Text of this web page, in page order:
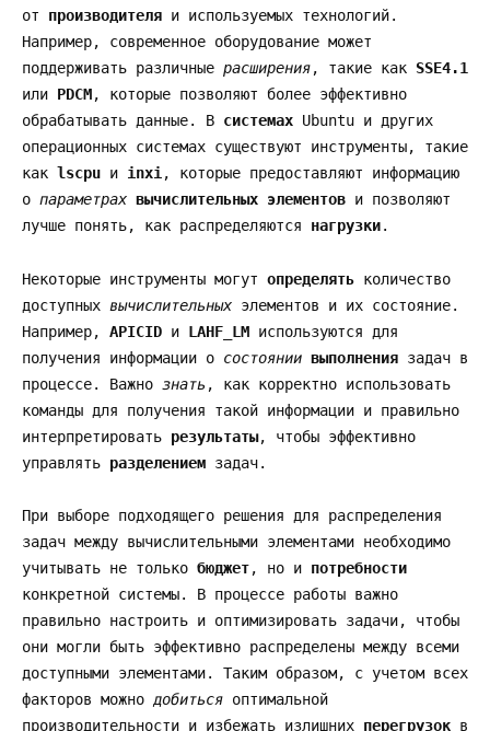
от производителя и используемых технологий.
Например, современное оборудование может
поддерживать различные расширения, такие как SSE4.1
или PDCM, которые позволяют более эффективно
обрабатывать данные. В системах Ubuntu и других
операционных системах существуют инструменты, такие
как lscpu и inxi, которые предоставляют информацию
о параметрах вычислительных элементов и позволяют
лучше понять, как распределяются нагрузки.
Некоторые инструменты могут определять количество
доступных вычислительных элементов и их состояние.
Например, APICID и LAHF_LM используются для
получения информации о состоянии выполнения задач в
процессе. Важно знать , как корректно использовать
команды для получения такой информации и правильно
интерпретировать результаты, чтобы эффективно
управлять разделением задач.
При выборе подходящего решения для распределения
задач между вычислительными элементами необходимо
учитывать не только бюджет, но и потребности
конкретной системы. В процессе работы важно
правильно настроить и оптимизировать задачи, чтобы
они могли быть эффективно распределены между всеми
доступными элементами. Таким образом, с учетом всех
факторов можно добиться оптимальной
производительности и избежать излишних перегрузок в